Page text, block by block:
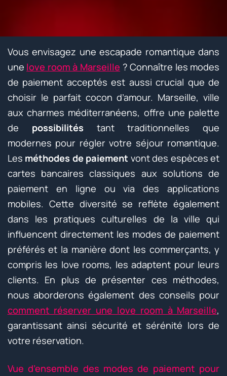
Vous envisagez une escapade romantique dans
une love room à Marseille ? Connaître les modes
de paiement acceptés est aussi crucial que de
choisir le parfait cocon d’amour. Marseille, ville
aux charmes méditerranéens, offre une palette
de possibilités tant traditionnelles que
modernes pour régler votre séjour romantique.
Les méthodes de paiement vont des espèces et
cartes bancaires classiques aux solutions de
paiement en ligne ou via des applications
mobiles. Cette diversité se reflète également
dans les pratiques culturelles de la ville qui
influencent directement les modes de paiement
préférés et la manière dont les commerçants, y
compris les love rooms, les adaptent pour leurs
clients. En plus de présenter ces méthodes,
nous aborderons également des conseils pour
comment réserver une love room à Marseille,
garantissant ainsi sécurité et sérénité lors de
votre réservation.
Vue d’ensemble des modes de paiement pour